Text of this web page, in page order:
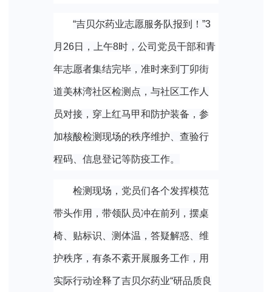
“吉贝尔药业志愿服务队报到！”3
月 26日， 上午8时，公司党员干部和青
年志愿者集结完毕，准时来到丁卯街
道美林湾社区检测点，与社区工作人
员对接，穿上红马甲和防护装备，参
加核酸检测现场的秩序维护、查验行
程码、信息登记等防疫工作。
检测现场，党员们各个发挥模范
带头作用，带领队员冲在前列，摆桌
椅、贴标识、测体温，答疑解惑、维
护秩序，有条不紊开展服务工作，用
实际行动诠释了吉贝尔药业“研品质良